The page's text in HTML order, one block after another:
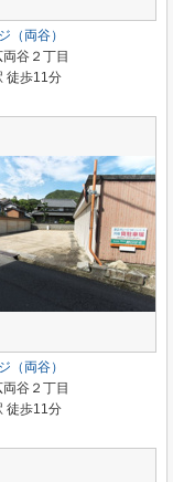
（両谷）
谷２丁目
徒歩11分
（両谷）
谷２丁目
徒歩11分